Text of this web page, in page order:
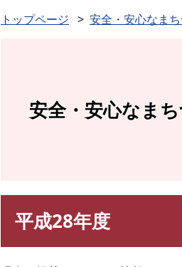
トップページ 安全・安心なま
安全・安心なま
平成28年度